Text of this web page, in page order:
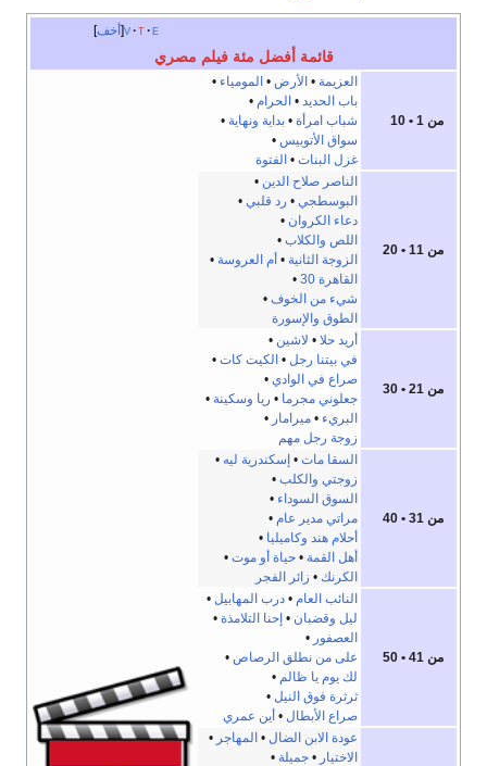
أخف v t e
قائمة أفضل مئة فيلم مصري
من 1 • 10
العزيمة •الأرض •المومياء •
باب الحديد •الحرام •
شباب امرأة •بداية ونهاية •
سواق الأتوبيس •
غزل البنات •الفتوة
من 11 • 20
الناصر صلاح الدين •
البوسطجي • رد قلبي •
دعاء الكروان •
اللص والكلاب •
الزوجة الثانية •أم العروسة •
القاهرة 30
•
شيء من الخوف •
الطوق والإسورة
من 21 • 30
أريد حلا • لاشين •
في بيتنا رجل •الكيت كات •
صراع في الوادي •
جعلوني مجرما • ريا وسكينة •
البريء •ميرامار •
زوجة رجل مهم
من 31 • 40
السقا مات •إسكندرية ليه •
زوجتي والكلب •
السوق السوداء •
مراتي مدير عام •
أحلام هند وكاميليا •
أهل القمة •حياة أو موت •
الكرنك • زائر الفجر
من 41 • 50
النائب العام •درب المهابيل •
ليل وقضبان •إحنا التلامذة •
العصفور •
على من نطلق الرصاص •
لك يوم يا ظالم •
ثرثرة فوق النيل •
صراع الأبطال •أين عمري
عودة الابن الضال •المهاجر •
الاختيار •جميلة •